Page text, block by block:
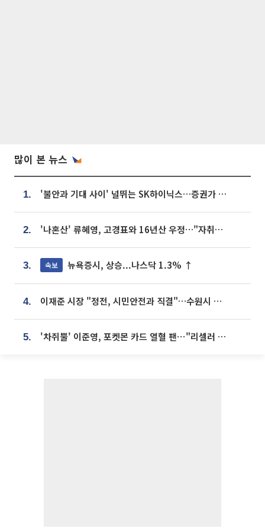
많이 본 뉴스
1. '불안과 기대 사이' 널뛰는 SK하이닉스…증권가 "HBM4·LTA 기반 펀터멘털 견고"
2. '나혼산' 류혜영, 고경표와 16년산 우정…"자취방서 부모님과 마주쳐"
3. 속보 뉴욕증시, 상승...나스닥 1.3% ↑
4. 이재준 시장 "정전, 시민안전과 직결"…수원시 비상대응체계 가동
5. '차쥐뿔' 이준영, 포켓몬 카드 열혈 팬⋯"리셀러 처단할 것"